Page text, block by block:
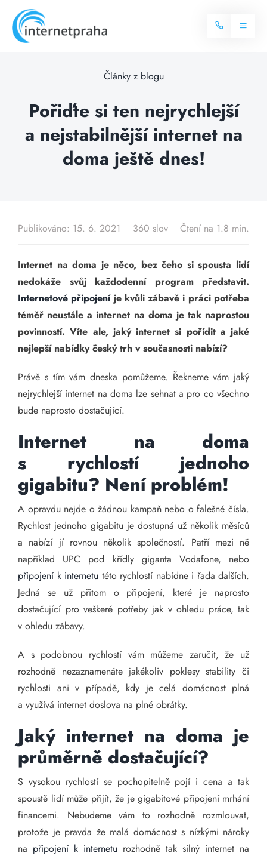
content
Toggle
Balíčky internetu
Více o internetu
Televize
Články z blogu
Pořiďte si ten nejrychlejší
a nejstabilnější internet na
doma ještě dnes!
Publikováno: 15. 6. 2021 360 slov Čtení na 1.8 min.
Internet na doma je něco, bez čeho si spousta lidí
nedokáže svůj každodenní program představit.
Internetové připojeníje kvůli zábavě i práci potřeba
téměř neustále a internet na doma je tak naprostou
povinností. Víte ale, jaký internet si pořídit a jaké
nejlepší nabídky český trh v současnosti nabízí?
Právě s tím vám dneska pomůžeme. Řekneme vám jaký
nejrychlejší internet na doma lze sehnat a pro co všechno
bude naprosto dostačující.
Internet na doma
s rychlostí jednoho
gigabitu? Není problém!
A opravdu nejde o žádnou kampaň nebo o falešné čísla.
Rychlost jednoho gigabitu je dostupná už několik měsíců
a nabízí jí rovnou několik společností. Patří mezi ně
například UPC pod křídly giganta Vodafone, nebo
připojení k internetu této rychlostí nabídne i řada dalších.
Jedná se už přitom o připojení, které je naprosto
dostačující pro veškeré potřeby jak v ohledu práce, tak
v ohledu zábavy.
A s podobnou rychlostí vám můžeme zaručit, že už
rozhodně nezaznamenáte jakékoliv poklesy stability či
rychlosti ani v případě, kdy je celá domácnost plná
a využívá internet doslova na plné obrátky.
Jaký internet na doma je
průměrně dostačující?
S vysokou rychlostí se pochopitelně pojí i cena a tak
spoustě lidí může přijít, že je gigabitové připojení mrhání
financemi. Nebudeme vám to rozhodně rozmlouvat,
protože je pravda že malá domácnost s nízkými nároky
na připojení k internetu rozhodně tak silný internet na